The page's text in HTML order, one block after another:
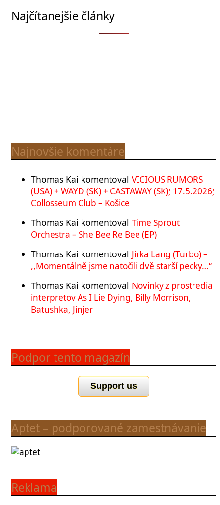
Najčítanejšie články
Najnovšie komentáre
Thomas Kai komentoval VICIOUS RUMORS
(USA) + WAYD (SK) + CASTAWAY (SK); 17.5.2026;
Collosseum Club – Košice
Thomas Kai komentoval Time Sprout
Orchestra – She Bee Re Bee (EP)
Thomas Kai komentoval Jirka Lang (Turbo) –
,,Momentálně jsme natočili dvě starší pecky…“
Thomas Kai komentoval Novinky z prostredia
interpretov As I Lie Dying, Billy Morrison,
Batushka, Jinjer
Podpor tento magazín
Support us
Aptet – podporované zamestnávanie
Reklama